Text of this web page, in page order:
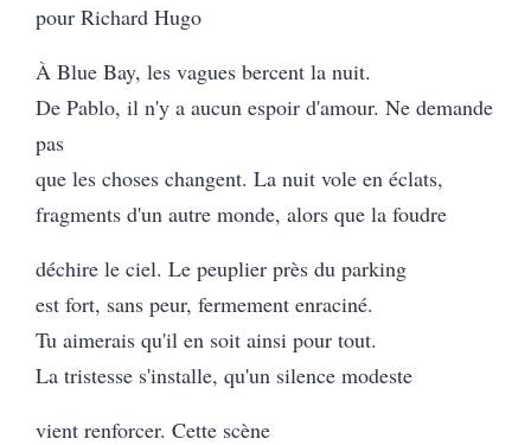
pour Richard Hugo
À Blue Bay, les vagues bercent la nuit.
De Pablo, il n'y a aucun espoir d'amour. Ne demande
pas
que les choses changent. La nuit vole en éclats,
fragments d'un autre monde, alors que la foudre
déchire le ciel. Le peuplier près du parking
est fort, sans peur, fermement enraciné.
Tu aimerais qu'il en soit ainsi pour tout.
La tristesse s'installe, qu'un silence modeste
vient renforcer. Cette scène